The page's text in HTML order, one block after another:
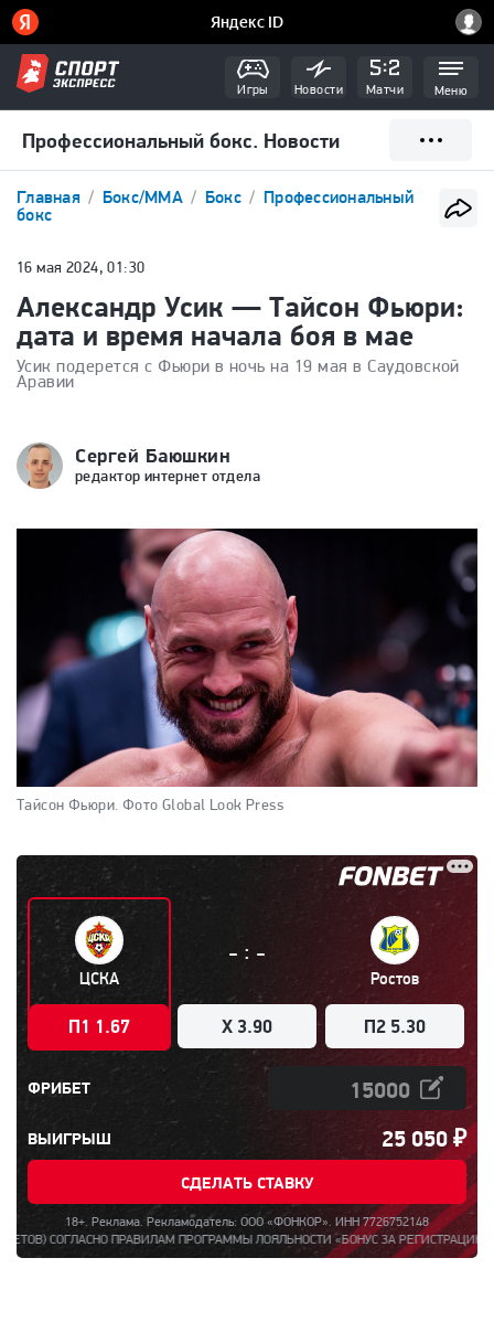
Игры Новости Матчи Меню
Профессиональный бокс. Новости
Главная Бокс/ММА Бокс
Профессиональный
бокс
16 мая 2024, 01:30
Александр Усик — Тайсон Фьюри:
дата и время начала боя в мае
Усик подерется с Фьюри в ночь на 19 мая в Саудовской
Аравии
Сергей Баюшкин
редактор интернет отдела
Тайсон Фьюри. Фото Global Look Press
ЦСКА
П1 1.67
- : -
X 3.90
Ростов
П2 5.30
ФРИБЕТ
ВЫИГРЫШ 25 050₽
СДЕЛАТЬ СТАВКУ
18+. Реклама. Рекламодатель: ООО «ФОНКОР». ИНН 7726752148
ПРАВИЛАМ ПРОГРАММЫ ЛОЯЛЬНОСТИ «БОНУС ЗА РЕГИСТРАЦИЮ ДО